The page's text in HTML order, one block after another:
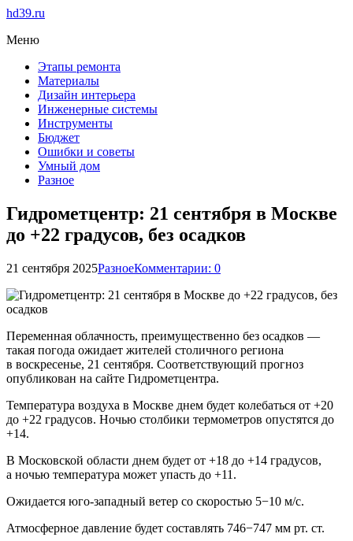
hd39.ru
Меню
Этапы ремонта
Материалы
Дизайн интерьера
Инженерные системы
Инструменты
Бюджет
Ошибки и советы
Умный дом
Разное
Гидрометцентр: 21 сентября в Москве
до +22 градусов, без осадков
21 сентября 2025РазноеКомментарии: 0
Переменная облачность, преимущественно без осадков —
такая погода ожидает жителей столичного региона
в воскресенье, 21 сентября. Соответствующий прогноз
опубликован на сайте Гидрометцентра.
Температура воздуха в Москве днем будет колебаться от +20
до +22 градусов. Ночью столбики термометров опустятся до
+14.
В Московской области днем будет от +18 до +14 градусов,
а ночью температура может упасть до +11.
Ожидается юго-западный ветер со скоростью 5−10 м/c.
Атмосферное давление будет составлять 746−747 мм рт. ст.